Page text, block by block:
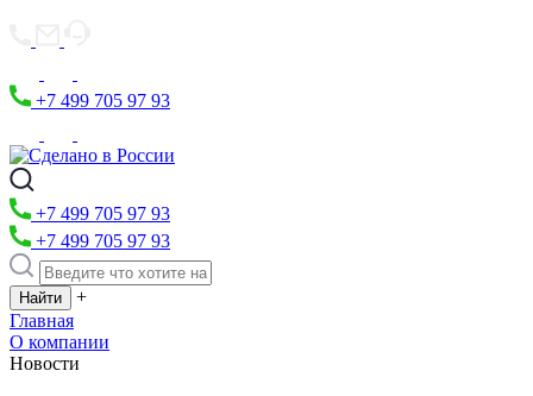
+7 499 705 97 93
+7 499 705 97 93
+7 499 705 97 93
+
Главная
О компании
Новости